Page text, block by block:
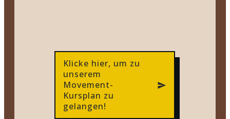
Klicke hier, um zu
unserem
Movement-
Kursplan zu
gelangen!